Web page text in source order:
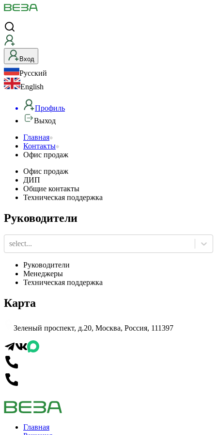
Вход
Русский
English
Профиль
Выход
Офис
продаж
Главная
Контакты
Офис продаж
Офис продаж
ДИП
Общие контакты
Техническая поддержка
Руководители
select...
Руководители
Менеджеры
Техническая поддержка
Карта
Зеленый проспект, д.20, Москва, Россия, 111397
Главная